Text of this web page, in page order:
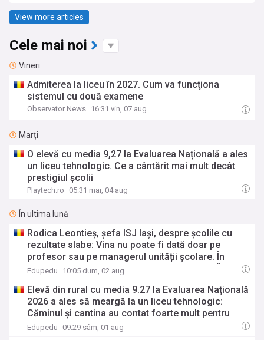
View more articles
Cele mai noi
Vineri
Admiterea la liceu în 2027. Cum va funcţiona
sistemul cu două examene
Observator News 16:31 vin, 07 aug
Marți
O elevă cu media 9,27 la Evaluarea Națională a ales
un liceu tehnologic. Ce a cântărit mai mult decât
prestigiul școlii
Playtech.ro 05:31 mar, 04 aug
În ultima lună
Rodica Leontieș, șefa ISJ Iași, despre școlile cu
rezultate slabe: Vina nu poate fi dată doar pe
profesor sau pe managerul unității școlare. În
primul rând, elevul trebuie să vină la școală. În
de zi școala, atunci clar că și profesorul poate
avea niște rezultate
Edupedu 10:05 dum, 02 aug
Elevă din rural cu media 9.27 la Evaluarea Națională
2026 a ales să meargă la un liceu tehnologic:
Căminul și cantina au contat foarte mult pentru
mine, pentru că ar fi fost mult mai scump să stau
Edupedu 09:29 sâm, 01 aug